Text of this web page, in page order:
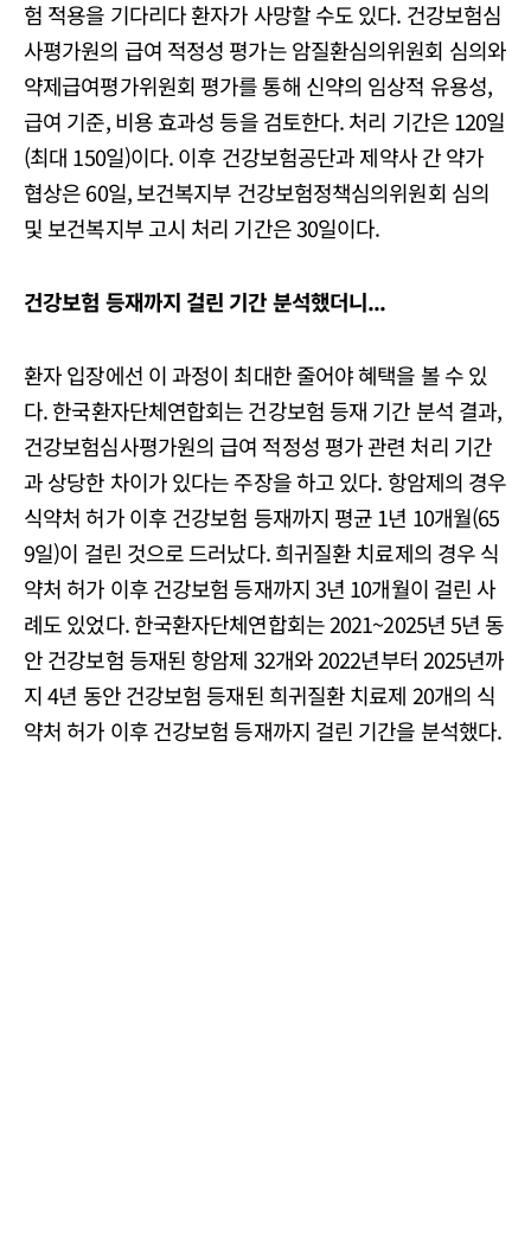
험 적용을 기다리다 환자가 사망할 수도 있다. 건강보험심
사평가원의 급여 적정성 평가는 암질환심의위원회 심의와
약제급여평가위원회 평가를 통해 신약의 임상적 유용성,
급여 기준, 비용 효과성 등을 검토한다. 처리 기간은 120일
(최대 150일)이다. 이후 건강보험공단과 제약사 간 약가
협상은 60일, 보건복지부 건강보험정책심의위원회 심의
및 보건복지부 고시 처리 기간은 30일이다.
건강보험 등재까지 걸린 기간 분석했더니...
환자 입장에선 이 과정이 최대한 줄어야 혜택을 볼 수 있
다. 한국환자단체연합회는 건강보험 등재 기간 분석 결과,
건강보험심사평가원의 급여 적정성 평가 관련 처리 기간
과 상당한 차이가 있다는 주장을 하고 있다. 항암제의 경우
식약처 허가 이후 건강보험 등재까지 평균 1년 10개월(65
9일)이 걸린 것으로 드러났다. 희귀질환 치료제의 경우 식
약처 허가 이후 건강보험 등재까지 3년 10개월이 걸린 사
례도 있었다. 한국환자단체연합회는 2021~2025년 5년 동
안 건강보험 등재된 항암제 32개와 2022년부터 2025년까
지 4년 동안 건강보험 등재된 희귀질환 치료제 20개의 식
약처 허가 이후 건강보험 등재까지 걸린 기간을 분석했다.